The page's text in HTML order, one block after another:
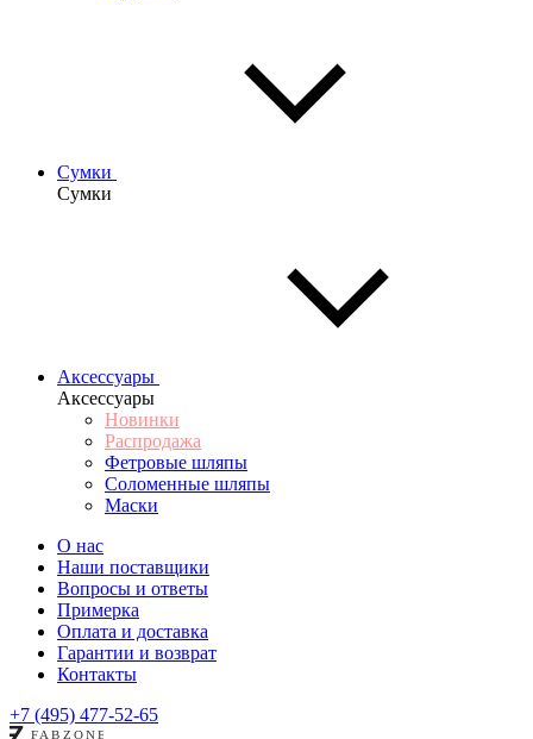
Сумки
Сумки
Аксессуары
Аксессуары
Новинки
Распродажа
Фетровые шляпы
Соломенные шляпы
Маски
О нас
Наши поставщики
Вопросы и ответы
Примерка
Оплата и доставка
Гарантии и возврат
Контакты
+7 (495) 477-52-65